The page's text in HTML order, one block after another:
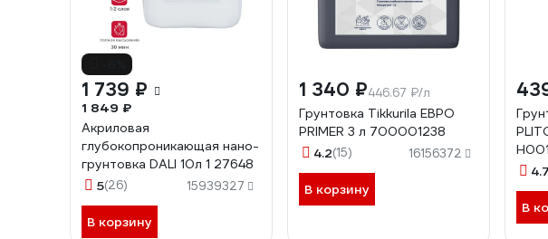
1 739 ₽
1 849 ₽
Акриловая
глубокопроникающая нано-
грунтовка DALI 10л 1 27648
5(26) 15939327
В корзину
1 340 ₽446.67 ₽/л
Грунтовка Tikkurila ЕВРО
PRIMER 3 л 700001238
4.2(15) 16156372
В корзину
В